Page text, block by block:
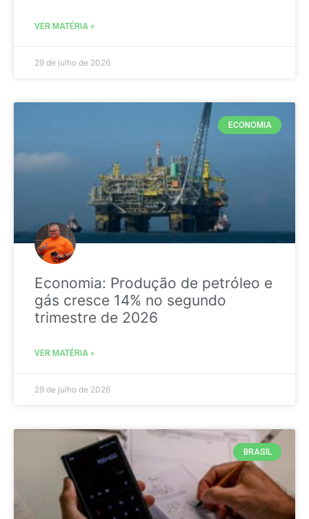
VER MATÉRIA »
29 de julho de 2026
ECONOMIA
Economia: Produção de petróleo e
gás cresce 14% no segundo
trimestre de 2026
VER MATÉRIA »
29 de julho de 2026
BRASIL